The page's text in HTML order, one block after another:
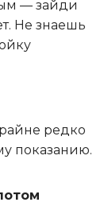
— зайди
Не знаешь
редко
показанию.